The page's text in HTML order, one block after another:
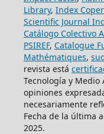
Library, Index
Scientific Journal
Catálogo Colectivo
PSIREF, Catalogue
Mathématiques,
revista está
Tecnología y Medio
opiniones
necesariamente
Fecha de la última
2025.